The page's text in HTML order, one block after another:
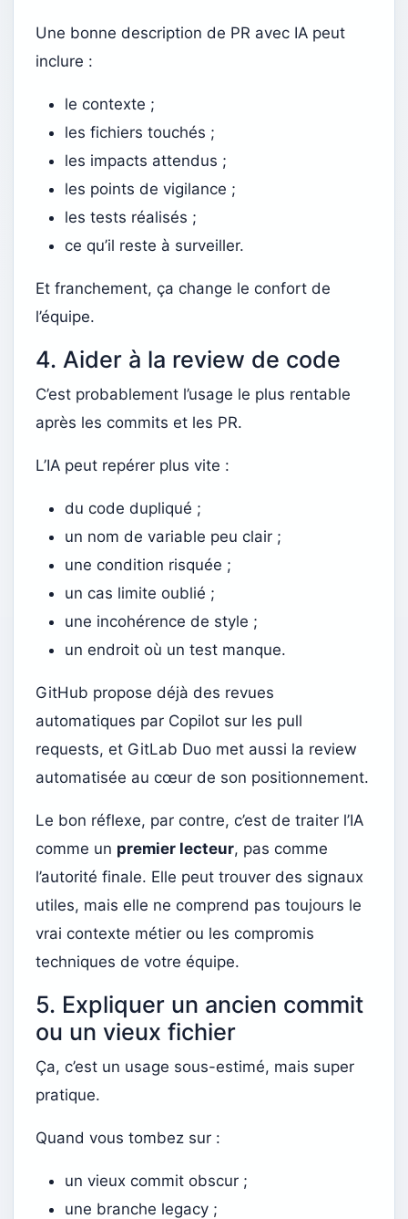
Une bonne description de PR avec IA peut
inclure :
le contexte ;
les fichiers touchés ;
les impacts attendus ;
les points de vigilance ;
les tests réalisés ;
ce qu’il reste à surveiller.
Et franchement, ça change le confort de
l’équipe.
4. Aider à la review de code
C’est probablement l’usage le plus rentable
après les commits et les PR.
L’IA peut repérer plus vite :
du code dupliqué ;
un nom de variable peu clair ;
une condition risquée ;
un cas limite oublié ;
une incohérence de style ;
un endroit où un test manque.
GitHub propose déjà des revues
automatiques par Copilot sur les pull
requests, et GitLab Duo met aussi la review
automatisée au cœur de son positionnement.
Le bon réflexe, par contre, c’est de traiter l’IA
comme un premier lecteur, pas comme
l’autorité finale. Elle peut trouver des signaux
utiles, mais elle ne comprend pas toujours le
vrai contexte métier ou les compromis
techniques de votre équipe.
5. Expliquer un ancien commit
ou un vieux fichier
Ça, c’est un usage sous-estimé, mais super
pratique.
Quand vous tombez sur :
un vieux commit obscur ;
une branche legacy ;